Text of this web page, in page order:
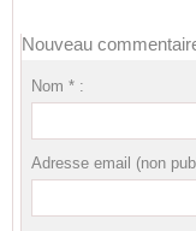
Nouveau
Nom * :
Adresse email (non